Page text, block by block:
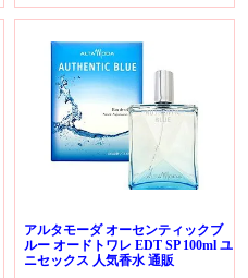
アルタモーダ オーセンティックブ
ルー オードトワレ EDT SP 100ml ユ
ニセックス 人気香水 通販